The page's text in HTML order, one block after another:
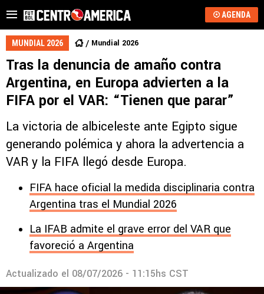
AGENDA
MUNDIAL 2026 Mundial 2026
Tras la denuncia de amaño contra
Argentina, en Europa advierten a la
FIFA por el VAR: “Tienen que parar”
La victoria de albiceleste ante Egipto sigue
generando polémica y ahora la advertencia a
VAR y la FIFA llegó desde Europa.
FIFA hace oficial la medida disciplinaria contra
Argentina tras el Mundial 2026
La IFAB admite el grave error del VAR que
favoreció a Argentina
Actualizado el 08/07/2026 - 11:15hs CST